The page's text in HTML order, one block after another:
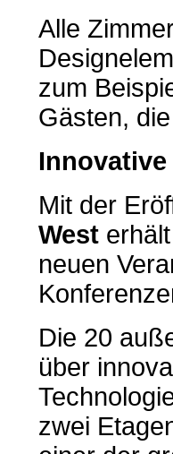
Alle
zum
Gästen,
Mit der
West
neuen
Die 20
über
zwei